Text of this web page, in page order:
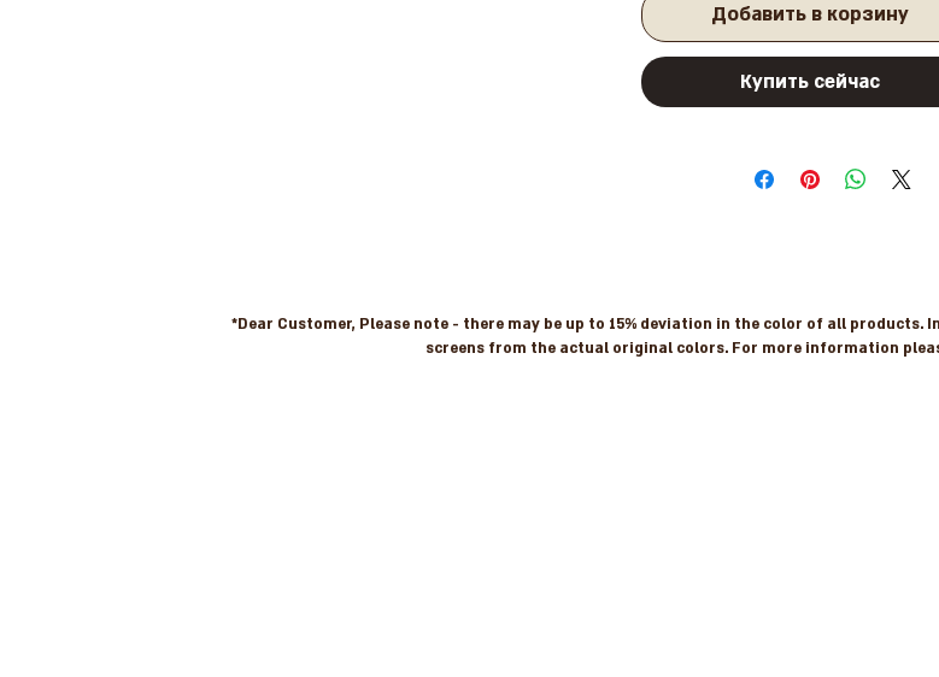
Добавить в корзину
Купить сейчас
*Dear Customer, Please note - there may be up to 15% deviation in the color of all
screens from the actual original colors. For more information